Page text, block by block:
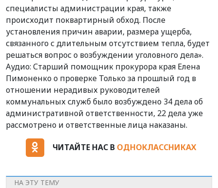
специалисты администрации края, также
происходит поквартирный обход. После
установления причин аварии, размера ущерба,
связанного с длительным отсутствием тепла, будет
решаться вопрос о возбуждении уголовного дела».
Аудио: Старший помощник прокурора края Елена
Пимоненко о проверке Только за прошлый год в
отношении нерадивых руководителей
коммунальных служб было возбуждено 34 дела об
административной ответственности, 22 дела уже
рассмотрено и ответственные лица наказаны.
ЧИТАЙТЕ НАС В ОДНОКЛАССНИКАХ
НА ЭТУ ТЕМУ